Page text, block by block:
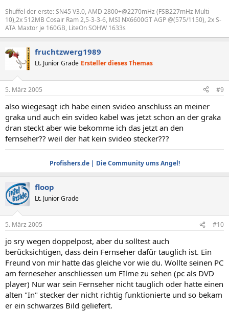
Shuffel der erste: SN45 V3.0, AMD 2800+@2270mHz (FSB227mHz Multi
10),2x 512MB Cosair Ram 2,5-3-3-6, MSI NX6600GT AGP @(575/1150), 2x S-
ATA Maxtor je 160GB, LiteOn SOHW 1633s
fruchtzwerg1989
Lt. Junior Grade Ersteller dieses Themas
5. März 2005 #9
also wiegesagt ich habe einen svideo anschluss an meiner
graka und auch ein svideo kabel was jetzt schon an der graka
dran steckt aber wie bekomme ich das jetzt an den
fernseher?? weil der hat kein svideo stecker???
Profishers.de | Die Community ums Angel!
floop
Lt. Junior Grade
5. März 2005 #10
jo sry wegen doppelpost, aber du solltest auch
berücksichtigen, dass dein Fernseher dafür tauglich ist. Ein
Freund von mir hatte das gleiche vor wie du. Wollte seinen PC
am ferneseher anschliessen um FIlme zu sehen (pc als DVD
player) Nur war sein Fernseher nicht tauglich oder hatte einen
alten "In" stecker der nicht richtig funktionierte und so bekam
er ein schwarzes Bild geliefert.